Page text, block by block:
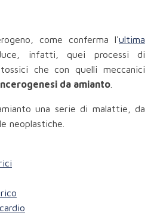
come conferma l'ultima
infatti, quei processi di
che con quelli meccanici
da amianto
una serie di malattie, da
neoplastiche.